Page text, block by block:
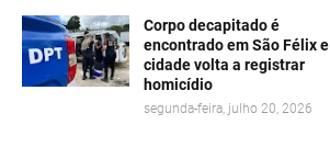
Corpo decapitado é
encontrado em São Félix e
cidade volta a registrar
homicídio
segunda-feira, julho 20, 2026